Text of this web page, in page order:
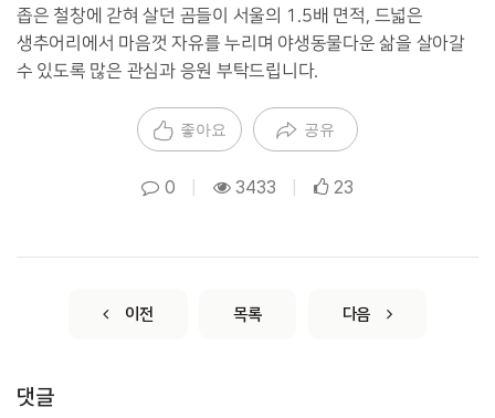
좁은 철창에 갇혀 살던 곰들이 서울의 1.5배 면적, 드넓은
생추어리에서 마음껏 자유를 누리며 야생동물다운 삶을 살아갈
수 있도록 많은 관심과 응원 부탁드립니다.
좋아요 공유
0 3433 23
이전 목록 다음
댓글